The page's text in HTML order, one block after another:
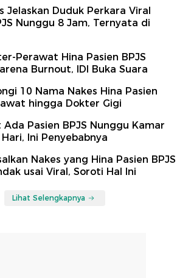
Jelaskan Duduk Perkara Viral
Nunggu 8 Jam, Ternyata di
Perawat Hina Pasien BPJS
Burnout, IDI Buka Suara
10 Nama Nakes Hina Pasien
hingga Dokter Gigi
Ada Pasien BPJS Nunggu Kamar
Ini Penyebabnya
Nakes yang Hina Pasien BPJS
usai Viral, Soroti Hal Ini
Lihat Selengkapnya